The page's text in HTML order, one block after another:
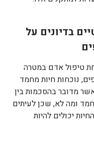
בדיונים על
טיפול אדם במטרה
נוכחות חיות מחמד
מדובר בהסכמות בין
ומה לא, שכן לעיתים
יכולים להיות